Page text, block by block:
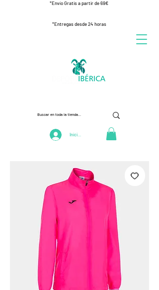
*Envío Gratis a partir de 69€
*Entregas desde 24 horas
Iniciar Sesión